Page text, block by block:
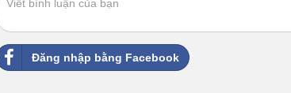
Đăng nhập bằng Facebook